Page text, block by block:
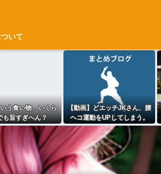
いて
う食い物、いくら
も旨すぎへん？
【動画】どエッチJKさん、腰
ヘコ運動をUPしてしまう。